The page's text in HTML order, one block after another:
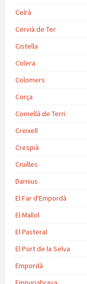
Celrà
Cervià de Ter
Cistella
Colera
Colomers
Corça
Cornellà de Terri
Creixell
Crespià
Cruïlles
Darnius
El Far d'Empordà
El Mallol
El Pasteral
El Port de la Selva
Empordà